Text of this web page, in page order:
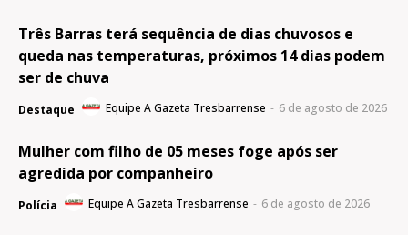
Três Barras terá sequência de dias chuvosos e
queda nas temperaturas, próximos 14 dias podem
ser de chuva
Destaque Equipe A Gazeta Tresbarrense - 6 de agosto de 2026
Mulher com filho de 05 meses foge após ser
agredida por companheiro
Polícia Equipe A Gazeta Tresbarrense - 6 de agosto de 2026